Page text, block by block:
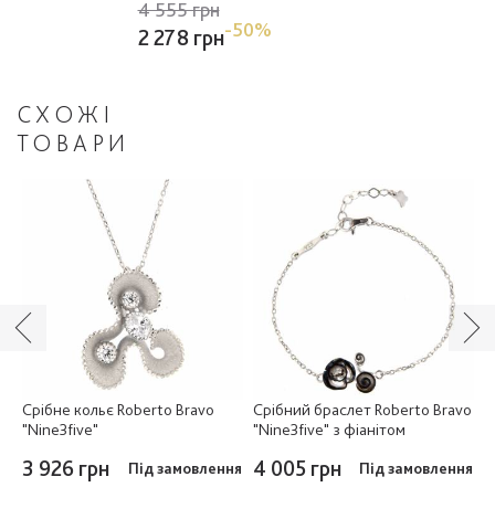
4 555 грн
2 278 грн-50%
СХОЖІ
ТОВАРИ
Срібне кольє Roberto Bravo
"Nine3five"
3 926 грн Під замовлення
Срібний браслет Roberto Bravo
"Nine3five" з фіанітом
4 005 грн Під замовлення